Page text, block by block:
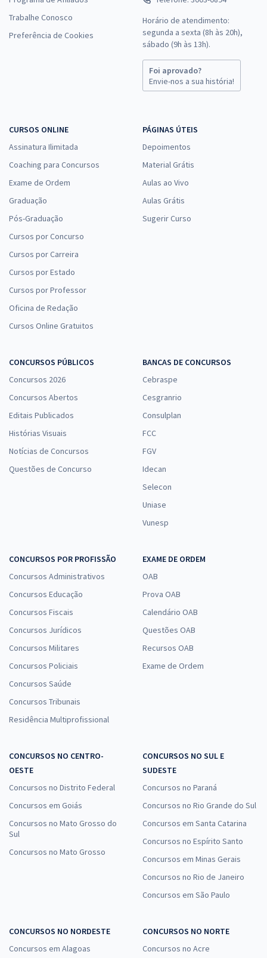
Trabalhe Conosco
Preferência de Cookies
Horário de atendimento:
segunda a sexta (8h às 20h),
sábado (9h às 13h).
Foi aprovado?
Envie-nos a sua história!
CURSOS ONLINE
Assinatura Ilimitada
Coaching para Concursos
Exame de Ordem
Graduação
Pós-Graduação
Cursos por Concurso
Cursos por Carreira
Cursos por Estado
Cursos por Professor
Oficina de Redação
Cursos Online Gratuitos
PÁGINAS ÚTEIS
Depoimentos
Material Grátis
Aulas ao Vivo
Aulas Grátis
Sugerir Curso
CONCURSOS PÚBLICOS
Concursos 2026
Concursos Abertos
Editais Publicados
Histórias Visuais
Notícias de Concursos
Questões de Concurso
BANCAS DE CONCURSOS
Cebraspe
Cesgranrio
Consulplan
FCC
FGV
Idecan
Selecon
Uniase
Vunesp
CONCURSOS POR PROFISSÃO
Concursos Administrativos
Concursos Educação
Concursos Fiscais
Concursos Jurídicos
Concursos Militares
Concursos Policiais
Concursos Saúde
Concursos Tribunais
Residência Multiprofissional
EXAME DE ORDEM
OAB
Prova OAB
Calendário OAB
Questões OAB
Recursos OAB
Exame de Ordem
CONCURSOS NO CENTRO-
OESTE
Concursos no Distrito Federal
Concursos em Goiás
Concursos no Mato Grosso do
Sul
Concursos no Mato Grosso
CONCURSOS NO SUL E
SUDESTE
Concursos no Paraná
Concursos no Rio Grande do Sul
Concursos em Santa Catarina
Concursos no Espírito Santo
Concursos em Minas Gerais
Concursos no Rio de Janeiro
Concursos em São Paulo
CONCURSOS NO NORDESTE
Concursos em Alagoas
CONCURSOS NO NORTE
Concursos no Acre